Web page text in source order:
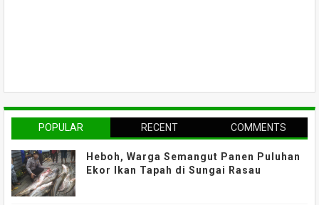
POPULAR RECENT COMMENTS
Heboh, Warga Semangut Panen Puluhan
Ekor Ikan Tapah di Sungai Rasau